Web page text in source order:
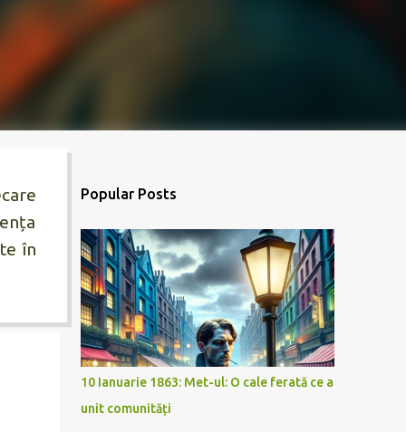
în
Popular Posts
10 Ianuarie 1863: Met-ul: O cale ferată ce a
unit comunități